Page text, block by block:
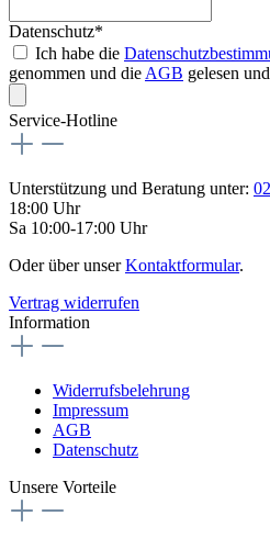
Datenschutz*
Ich habe die
genommen und die AGB gelesen
Service-Hotline
Unterstützung und Beratung unter:
18:00 Uhr
Sa 10:00-17:00 Uhr
Oder über unserKontaktformular.
Vertrag widerrufen
Information
Widerrufsbelehrung
Impressum
AGB
Datenschutz
Unsere Vorteile